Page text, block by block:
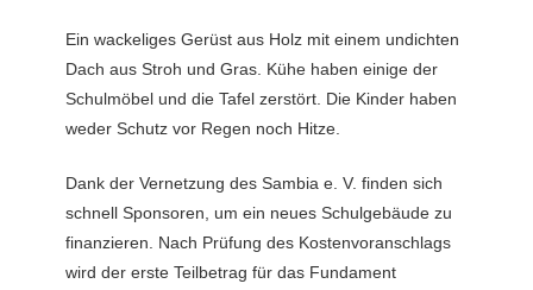
Ein wackeliges Gerüst aus Holz mit einem undichten
Dach aus Stroh und Gras. Kühe haben einige der
Schulmöbel und die Tafel zerstört. Die Kinder haben
weder Schutz vor Regen noch Hitze.
Dank der Vernetzung des Sambia e. V. finden sich
schnell Sponsoren, um ein neues Schulgebäude zu
finanzieren. Nach Prüfung des Kostenvoranschlags
wird der erste Teilbetrag für das Fundament